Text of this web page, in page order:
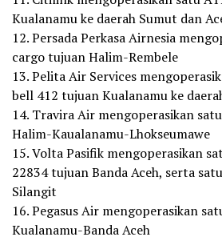
Kualanamu ke daerah Sumut dan
12. Persada Perkasa Airnesia
cargo tujuan Halim-Rembele
13. Pelita Air Services
bell 412 tujuan Kualanamu ke
14. Travira Air mengoperasikan
Halim-Kaualanamu-Lhokseumawe
15. ⁠Volta Pasifik mengoperasikan
22834 tujuan Banda Aceh, serta
Silangit
16. Pegasus Air mengoperasikan
Kualanamu-Banda Aceh